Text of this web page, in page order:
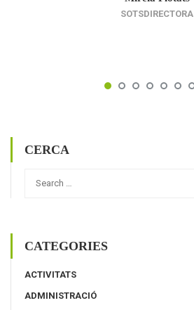
SOTSDIRECTORA
CERCA
CATEGORIES
ACTIVITATS
ADMINISTRACIÓ